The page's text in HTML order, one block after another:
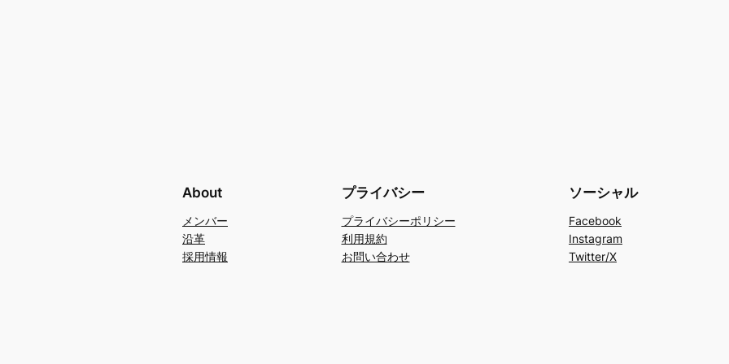
About
メンバー
沿革
採用情報
プライバシー
プライバシーポリシー
利用規約
お問い合わせ
ソーシャル
Facebook
Instagram
Twitter/X